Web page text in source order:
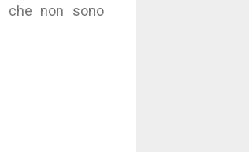
che non sono